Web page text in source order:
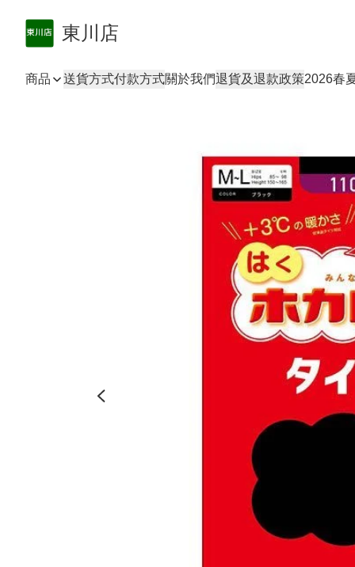
東川店
商品 送貨方式付款方式關於我們退貨及退款政策2026春